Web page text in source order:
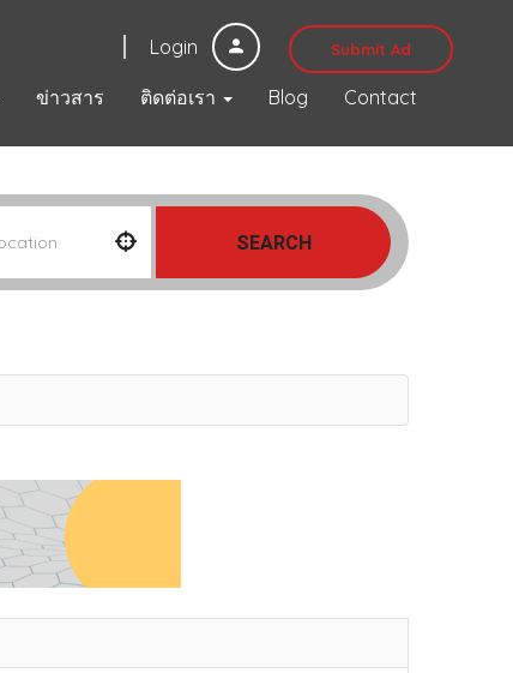
Login Submit Ad
ข่าวสาร ติดต่อเรา Blog Contact
SEARCH